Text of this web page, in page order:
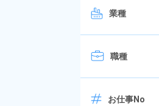
業種
職種
お仕事No